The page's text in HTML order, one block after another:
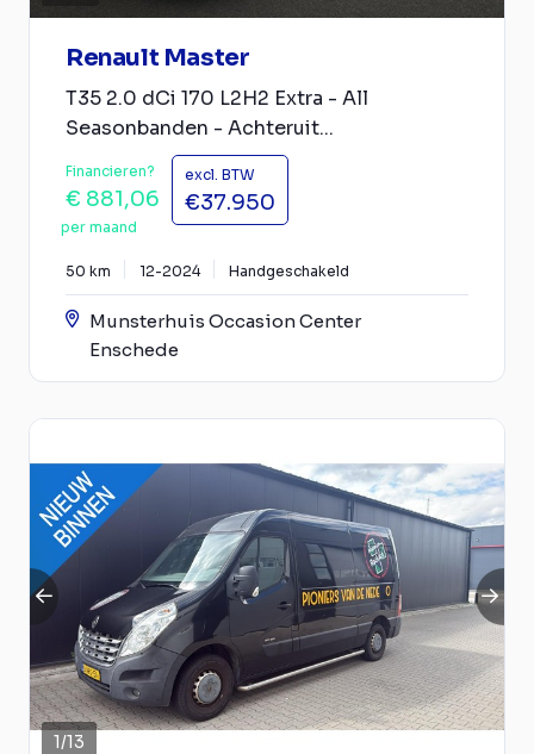
Renault Master
T35 2.0 dCi 170 L2H2 Extra - All
Seasonbanden - Achteruit...
Financieren?
€ 881,06
per maand
excl. BTW
€37.950
50 km 12-2024 Handgeschakeld
Munsterhuis Occasion Center
Enschede
1/13